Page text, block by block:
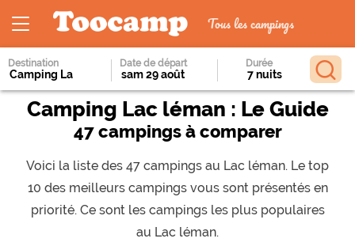
Tous les campings
Destination Date de départ Durée
Camping Lac léman : Le Guide
47 campings à comparer
Voici la liste des 47 campings au Lac léman. Le top
10 des meilleurs campings vous sont présentés en
priorité. Ce sont les campings les plus populaires
au Lac léman.